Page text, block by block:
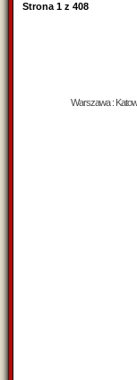
Strona 1 z 408
Warszawa :